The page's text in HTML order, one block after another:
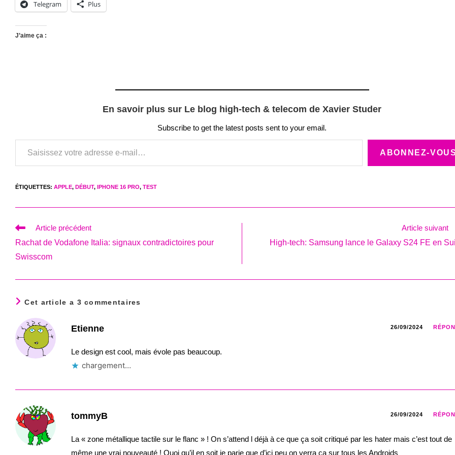
Telegram Plus
J’aime ça :
En savoir plus sur Le blog high-tech & telecom de Xavier Studer
Subscribe to get the latest posts sent to your email.
Saisissez votre adresse e-mail…
ABONNEZ-
ÉTIQUETTES: APPLE, DÉBUT, IPHONE 16 PRO, TEST
Read
articles
Article précédent
Rachat de Vodafone Italia: signaux contradictoires pour
Swisscom
Article suivant
High-tech: Samsung lance le Galaxy S24 FE en
Cet article a 3 commentaires
Etienne 26/09/2024
Le design est cool, mais évole pas beaucoup.
chargement…
tommyB 26/09/2024
La « zone métallique tactile sur le flanc » ! On s’attend l déjà à ce que ça soit critiqué par les hater mais c’est tout de
même une vrai nouveauté ! Quoi qu’il en soit je parie que d’ici peu on verra ça sur tous les Androids